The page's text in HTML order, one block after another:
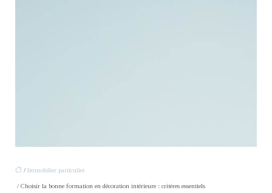
/ Immobilier particulier
/ Choisir la bonne formation en décoration intérieure : critères essentiels